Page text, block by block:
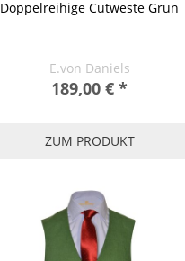
Doppelreihige Cutweste Grün
E.von Daniels
189,00 € *
ZUM PRODUKT